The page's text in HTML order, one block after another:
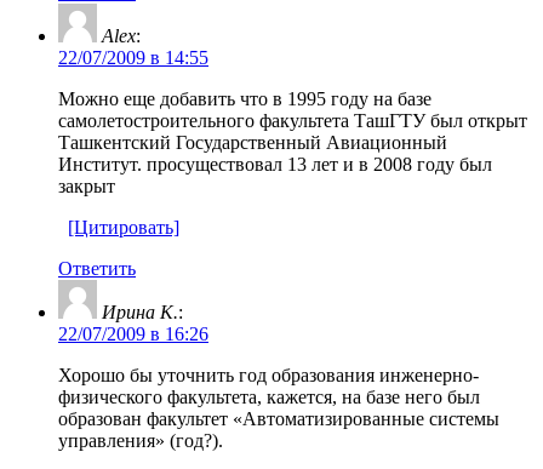
Alex:
22/07/2009 в 14:55
Можно еще добавить что в 1995 году на базе
самолетостроительного факультета ТашГТУ был открыт
Ташкентский Государственный Авиационный
Институт. просуществовал 13 лет и в 2008 году был
закрыт
[Цитировать]
Ответить
Ирина К.:
22/07/2009 в 16:26
Хорошо бы уточнить год образования инженерно-
физического факультета, кажется, на базе него был
образован факультет «Автоматизированные системы
управления» (год?).